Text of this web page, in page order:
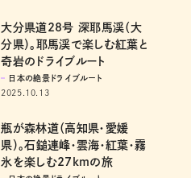
大分県道28号 深耶馬渓（大
分県）。耶馬渓で楽しむ紅葉と
奇岩のドライブルート
日本の絶景ドライブルート
2025.10.13
瓶が森林道（高知県・愛媛
県）。石鎚連峰・雲海・紅葉・霧
氷を楽しむ27kmの旅